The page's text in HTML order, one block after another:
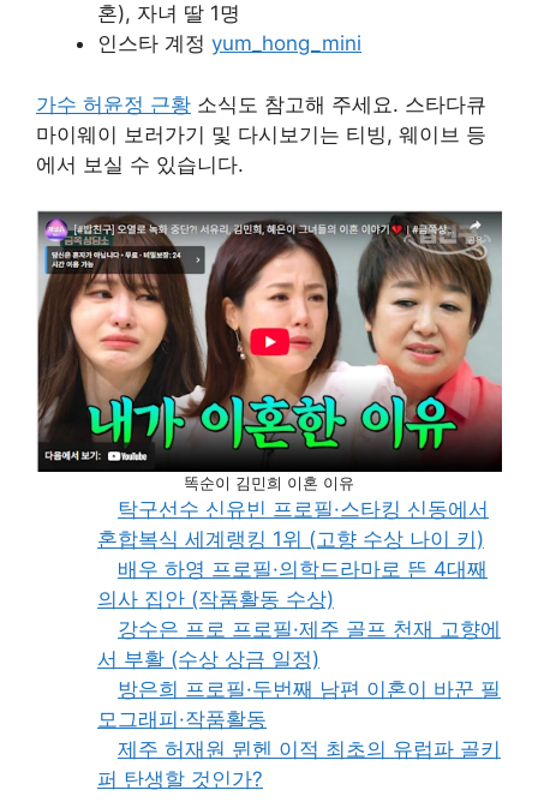
혼), 자녀 딸 1명
인스타 계정 yum_hong_mini
가수 허윤정 근황 소식도 참고해 주세요. 스타다큐
마이웨이 보러가기 및 다시보기는 티빙, 웨이브 등
에서 보실 수 있습니다.
똑순이 김민희 이혼 이유
탁구선수 신유빈 프로필·스타킹 신동에서
혼합복식 세계랭킹 1위 (고향 수상 나이 키)
배우 하영 프로필·의학드라마로 뜬 4대째
의사 집안 (작품활동 수상)
강수은 프로 프로필·제주 골프 천재 고향에
서 부활 (수상 상금 일정)
방은희 프로필·두번째 남편 이혼이 바꾼 필
모그래피·작품활동
제주 허재원 뮌헨 이적 최초의 유럽파 골키
퍼 탄생할 것인가?